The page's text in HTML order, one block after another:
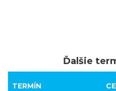
Ďalšie
TERMÍN